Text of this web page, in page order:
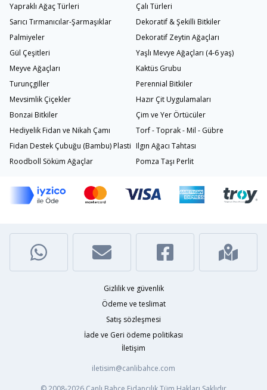
Yapraklı Ağaç Türleri
Çalı Türleri
Sarıcı Tırmanıcılar-Şarmaşıklar
Dekoratif & Şekilli Bitkiler
Palmiyeler
Dekoratif Zeytin Ağaçları
Gül Çeşitleri
Yaşlı Mevye Ağaçları (4-6 yaş)
Meyve Ağaçları
Kaktüs Grubu
Turunçgiller
Perennial Bitkiler
Mevsimlik Çiçekler
Hazır Çit Uygulamaları
Bonzai Bitkiler
Çim ve Yer Örtücüler
Hediyelik Fidan ve Nikah Çamı
Torf - Toprak - Mil - Gübre
Fidan Destek Çubuğu (Bambu) Plastik Bağlama İpi
Ilgın Ağacı Tahtası
Roodboll Söküm Ağaçlar
Pomza Taşı Perlit
Gizlilik ve güvenlik
Ödeme ve teslimat
Satış sözleşmesi
İade ve Geri ödeme politikası
İletişim
iletisim@canlibahce.com